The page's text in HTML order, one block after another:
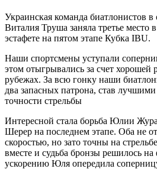
Украинская команда биатлонистов
Виталия Труша заняла третье
эстафете на пятом этапе Кубка IBU.
Наши спортсмены уступали
этом отыгрывались за счет хорошей
рубежах. За всю гонку наши
два запасных патрона, став
точности стрельбы
Интересной стала борьба Юлии
Шерер на последнем этапе. Оба не
скоростью, но зато точны на
вместе и судьба бронзы решилось
ускорению Юля опередила